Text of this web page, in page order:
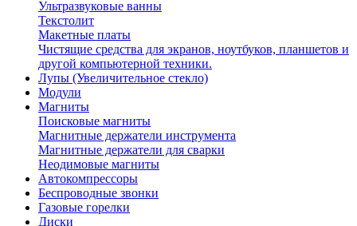
Ультразвуковые ванны
Текстолит
Макетные платы
Чистящие средства для экранов, ноутбуков, планшетов и
другой компьютерной техники.
Лупы (Увеличительное стекло)
Модули
Магниты
Поисковые магниты
Магнитные держатели инструмента
Магнитные держатели для сварки
Неодимовые магниты
Автокомпрессоры
Беспроводные звонки
Газовые горелки
Диски